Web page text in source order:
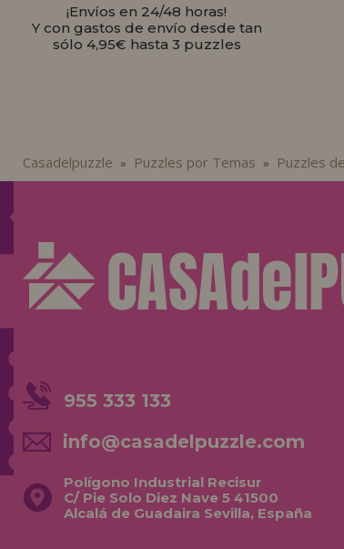
¡Envíos en 24/48 horas!
Y con gastos de envío desde tan
sólo 4,95€ hasta 3 puzzles
Casadelpuzzle » Puzzles por Temas » Puzzles
955 333 133
info@casadelpuzzle.com
Polígono Industrial Recisur
C/ Pie Solo Diez Nave 5 41500
Alcalá de Guadaira Sevilla, España